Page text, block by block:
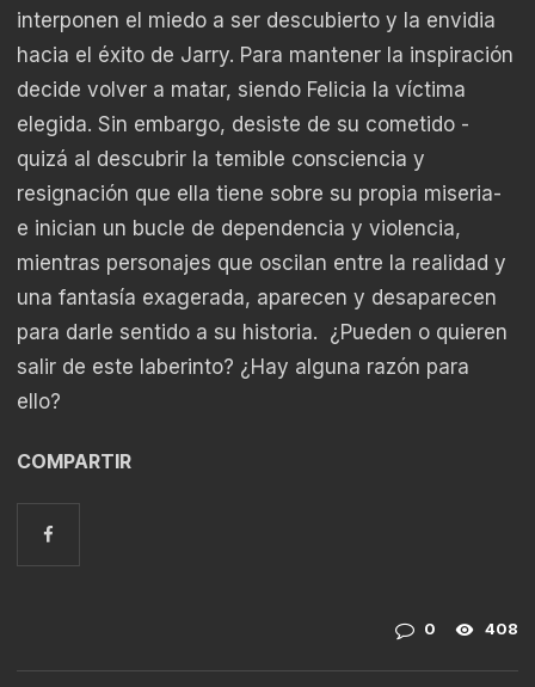
interponen el miedo a ser descubierto y la envidia
hacia el éxito de Jarry. Para mantener la inspiración
decide volver a matar, siendo Felicia la víctima
elegida. Sin embargo, desiste de su cometido -
quizá al descubrir la temible consciencia y
resignación que ella tiene sobre su propia miseria-
e inician un bucle de dependencia y violencia,
mientras personajes que oscilan entre la realidad y
una fantasía exagerada, aparecen y desaparecen
para darle sentido a su historia. ¿Pueden o quieren
salir de este laberinto? ¿Hay alguna razón para
ello?
COMPARTIR
0 408